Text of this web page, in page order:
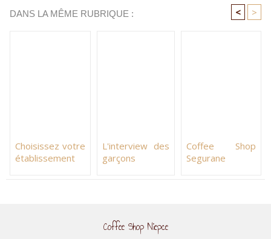
DANS LA MÊME RUBRIQUE : < >
Choisissez votre
établissement
L'interview des
garçons
Coffee Shop
Segurane
Coffee Shop Niepce